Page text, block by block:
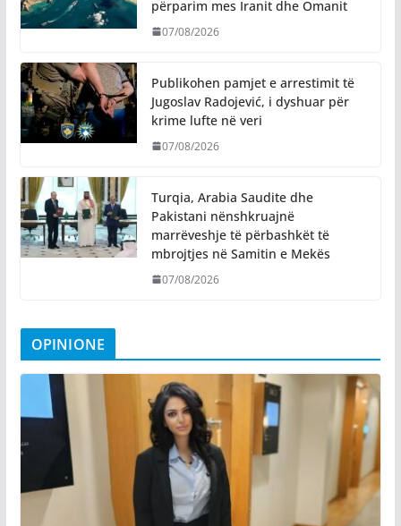
përparim mes Iranit dhe Omanit
07/08/2026
Publikohen pamjet e arrestimit të
Jugoslav Radojević, i dyshuar për
krime lufte në veri
07/08/2026
Turqia, Arabia Saudite dhe
Pakistani nënshkruajnë
marrëveshje të përbashkët të
mbrojtjes në Samitin e Mekës
07/08/2026
OPINIONE